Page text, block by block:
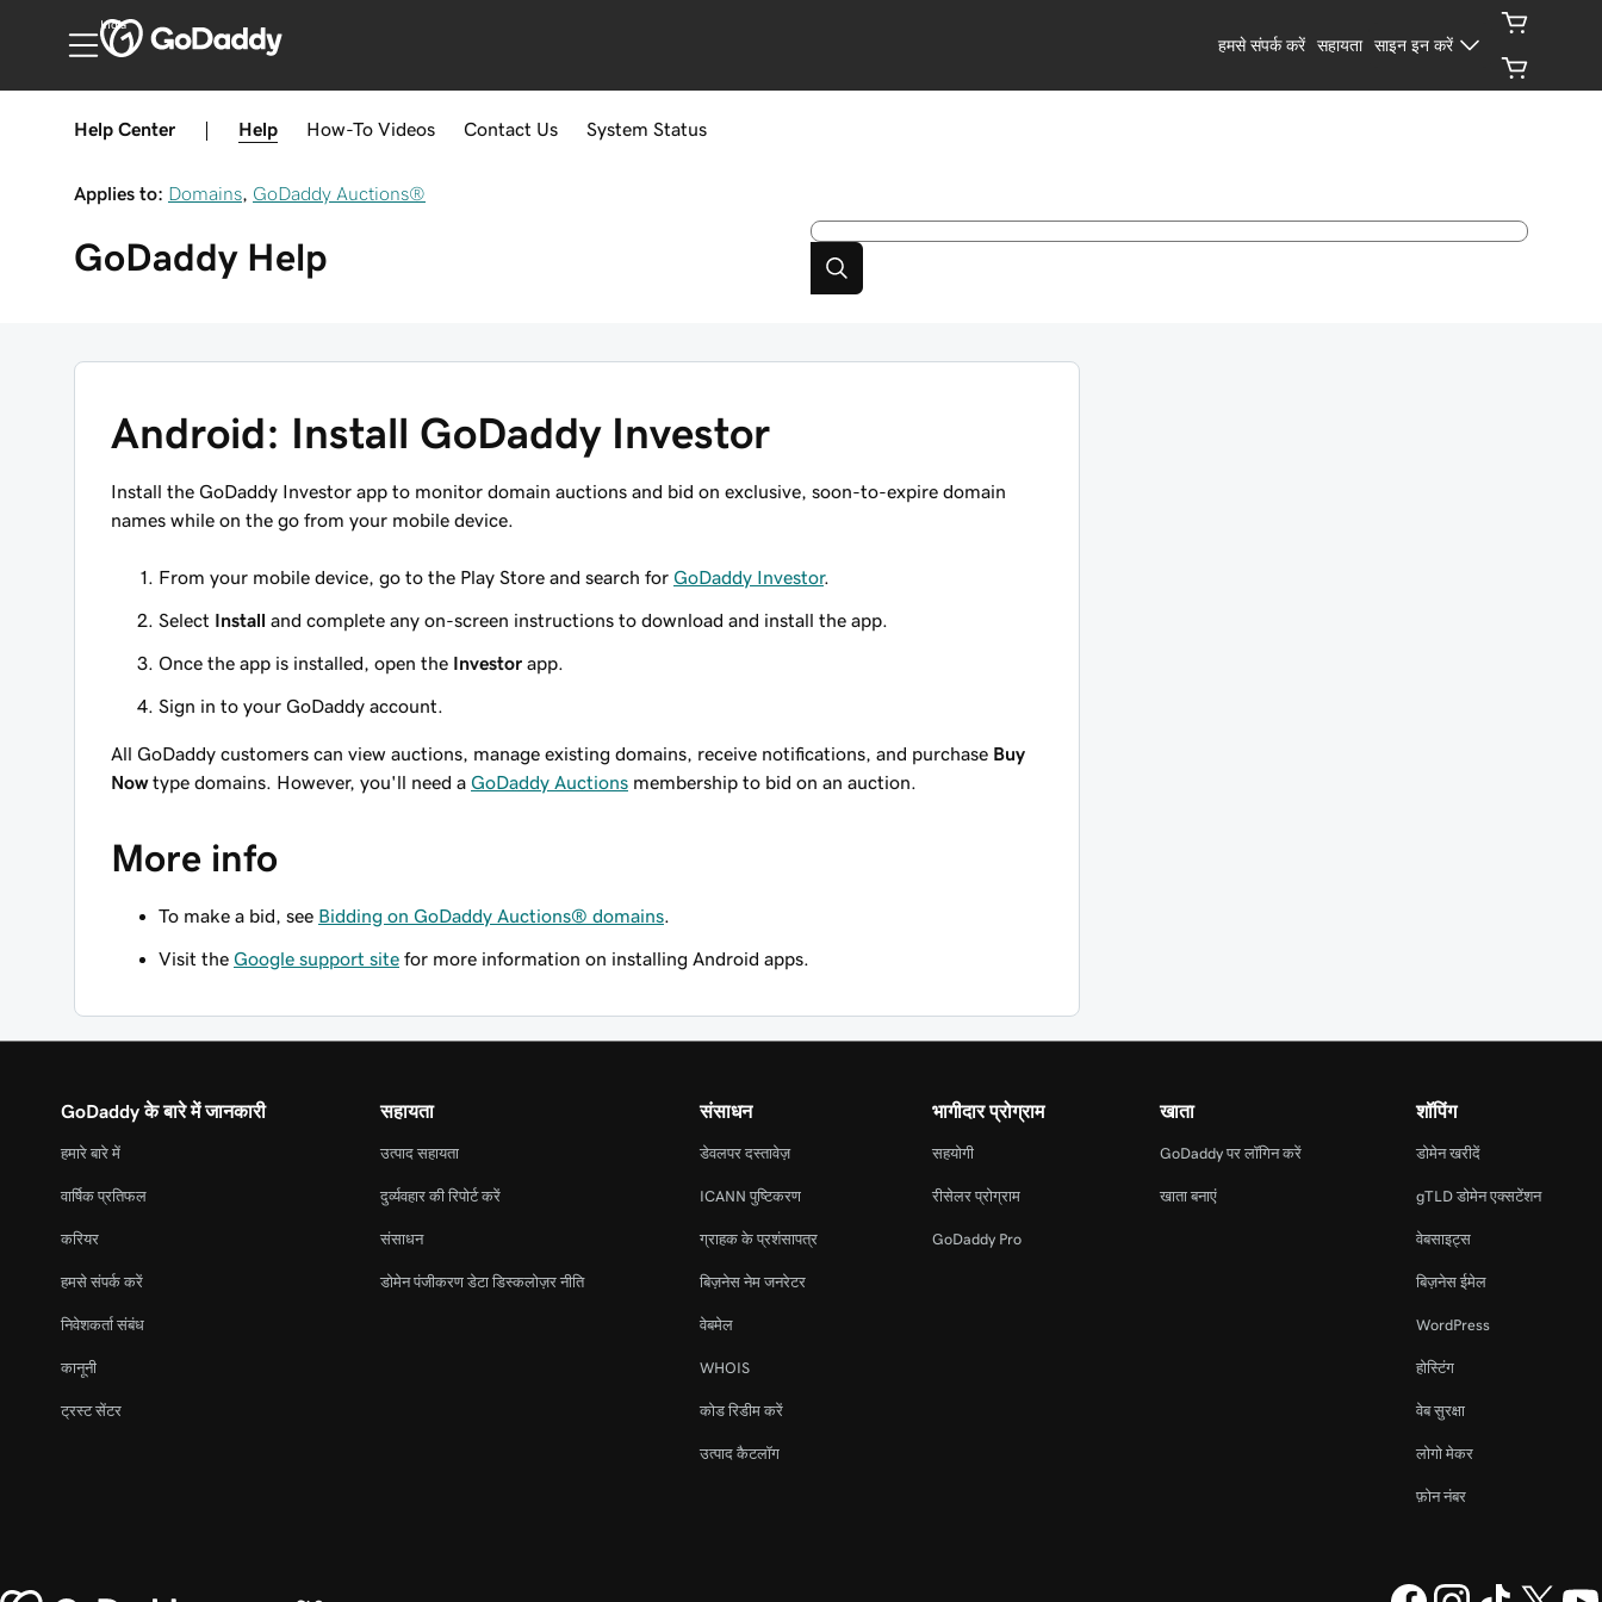
India
हमसे संपर्क करें सहायता साइन इन करें
Help Center Help How-To Videos Contact Us System Status
Applies to: Domains GoDaddy Auctions®
GoDaddy Help
Android: Install GoDaddy Investor
Install the GoDaddy Investor app to monitor domain auctions and bid on exclusive, soon-to-expire domain
names while on the go from your mobile device.
From your mobile device, go to the Play Store and search for GoDaddy Investor.
Select Install and complete any on-screen instructions to download and install the app.
Once the app is installed, open the Investor app.
Sign in to your GoDaddy account.
All GoDaddy customers can view auctions, manage existing domains, receive notifications, and purchase Buy
Nowtype domains. However, you'll need a GoDaddy Auctions membership to bid on an auction.
More info
To make a bid, see Bidding on GoDaddy Auctions® domains
Visit the Google support site for more information on installing Android apps.
GoDaddy के बारे में जानकारी
हमारे बारे में
वार्षिक प्रतिफल
करियर
हमसे संपर्क करें
निवेशकर्ता संबंध
कानूनी
ट्रस्ट सेंटर
सहायता
उत्पाद सहायता
दुर्व्यवहार की रिपोर्ट करें
संसाधन
डोमेन पंजीकरण डेटा डिस्कलोज़र नीति
संसाधन
डेवलपर दस्तावेज़
ICANN पुष्टिकरण
ग्राहक के प्रशंसापत्र
बिज़नेस नेम जनरेटर
वेबमेल
WHOIS
कोड रिडीम करें
उत्पाद कैटलॉग
भागीदार प्रोग्राम
सहयोगी
रीसेलर प्रोग्राम
GoDaddy Pro
खाता
GoDaddy पर लॉगिन करें
खाता बनाएं
शॉपिंग
डोमेन खरीदें
gTLD डोमेन एक्सटेंशन
वेबसाइट्स
बिज़नेस ईमेल
WordPress
होस्टिंग
वेब सुरक्षा
लोगो मेकर
फ़ोन नंबर